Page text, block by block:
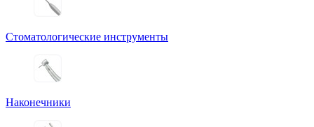
Стоматологические инструменты
Наконечники